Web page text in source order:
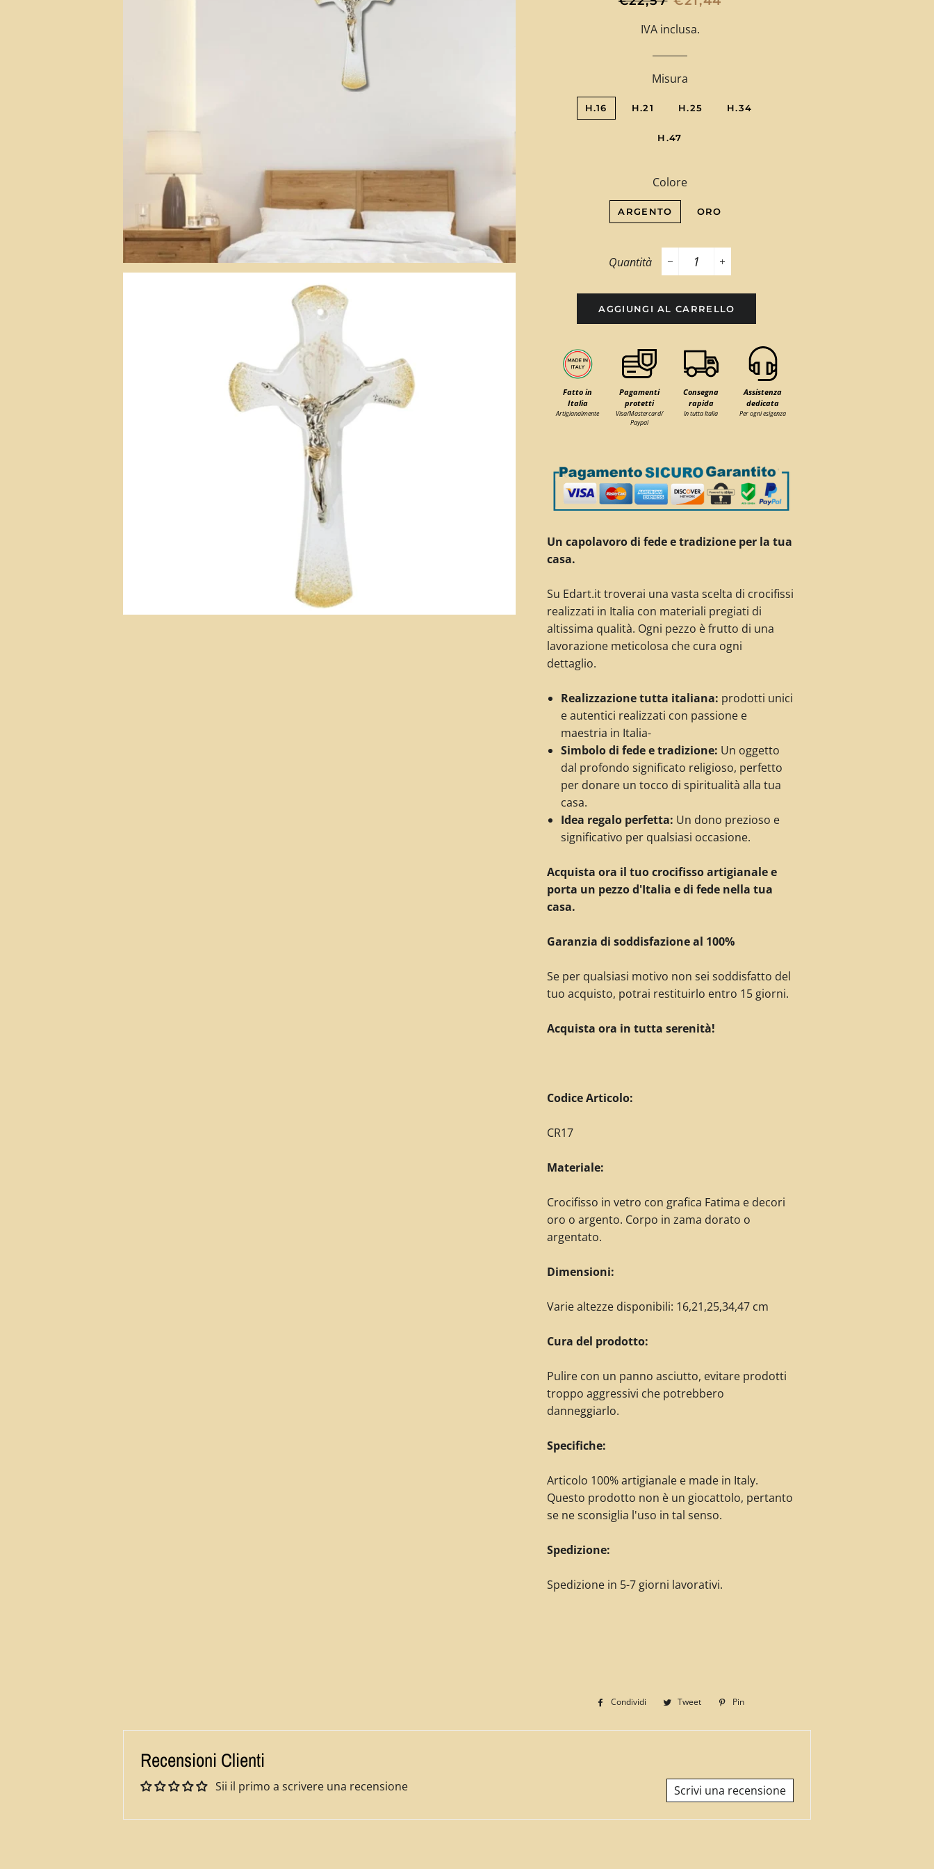
listinoIVA inclusa.
Misura
H.16 H.21 H.25 H.34
H.47
Colore
ARGENTO ORO
Quantità
−
+
AGGIUNGI AL CARRELLO
Fatto in
Italia
Artigianalmente
Pagamenti
protetti
Visa/Mastercard/
Paypal
Consegna
rapida
In tutta Italia
Assistenza
dedicata
Per ogni esigenza
Un capolavoro di fede e tradizione per la tua
casa.
Su Edart.it troverai una vasta scelta di crocifissi
realizzati in Italia con materiali pregiati di
altissima qualità. Ogni pezzo èfrutto di una
lavorazione meticolosa che cura ogni
dettaglio.
Realizzazione tutta italiana: prodotti unici
e autentici realizzati con passione e
maestria in Italia-
Simbolo di fede e tradizione: Un oggetto
dal profondo significato religioso, perfetto
per donare un tocco di spiritualità alla tua
casa.
Idea regalo perfetta: Un dono prezioso e
significativo per qualsiasi occasione.
Acquista ora il tuo crocifisso artigianale e
porta un pezzo d'Italia e di fede nella tua
casa.
Garanzia di soddisfazione al 100%
Se per qualsiasi motivo non sei soddisfatto del
tuo acquisto, potrai restituirlo entro 15 giorni.
Acquista ora in tutta serenità!
Codice Articolo:
CR17
Materiale:
Crocifisso in vetro con grafica Fatima e decori
oro o argento. Corpo in zama dorato o
argentato.
Dimensioni:
Varie altezze disponibili: 16,21,25,34,47 cm
Cura del prodotto:
Pulire con un panno asciutto, evitare prodotti
troppo aggressivi che potrebbero
danneggiarlo.
Specifiche:
Articolo 100% artigianale e made in Italy.
Questo prodotto non è un giocattolo, pertanto
se ne sconsiglia l'uso in tal senso.
Spedizione:
Spedizione in 5-7 giorni lavorativi.
Condividi
Condividi
Facebook
Tweet
Twitta
Twitter
Pin
Pinterest
Recensioni Clienti
Sii il primo a scrivere una recensione Scrivi una recensione